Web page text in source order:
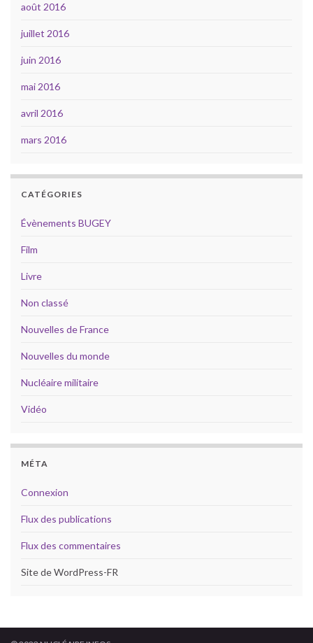
août 2016
juillet 2016
juin 2016
mai 2016
avril 2016
mars 2016
CATÉGORIES
Évènements BUGEY
Film
Livre
Non classé
Nouvelles de France
Nouvelles du monde
Nucléaire militaire
Vidéo
MÉTA
Connexion
Flux des publications
Flux des commentaires
Site de WordPress-FR